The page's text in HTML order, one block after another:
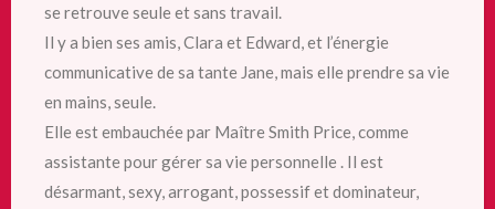
se retrouve seule et sans travail.
Il y a bien ses amis, Clara et Edward, et l’énergie
communicative de sa tante Jane, mais elle prendre sa vie
en mains, seule.
Elle est embauchée par Maître Smith Price, comme
assistante pour gérer sa vie personnelle . Il est
désarmant, sexy, arrogant, possessif et dominateur,